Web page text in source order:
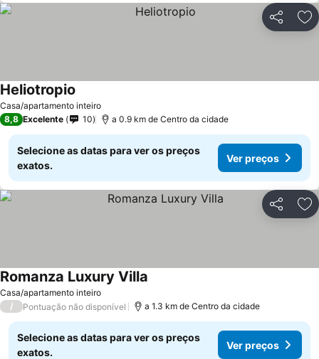
Partilhar
Casa/apartamento inteiro
Heliotropio
8,8 Excelente 10 a 0.9 km de Centro da cidade
Selecione as datas para ver os preços
exatos.
Ver preços
Partilhar
Casa/apartamento inteiro
Romanza Luxury Villa
/ Pontuação não disponível a 1.3 km de Centro da cidade
Selecione as datas para ver os preços
exatos.
Ver preços